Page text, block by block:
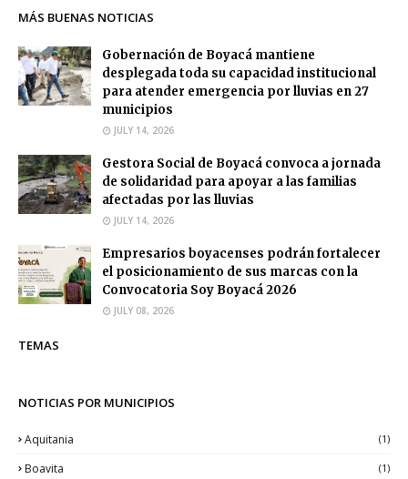
MÁS BUENAS NOTICIAS
Gobernación de Boyacá mantiene
desplegada toda su capacidad institucional
para atender emergencia por lluvias en 27
municipios
JULY 14, 2026
Gestora Social de Boyacá convoca a jornada
de solidaridad para apoyar a las familias
afectadas por las lluvias
JULY 14, 2026
Empresarios boyacenses podrán fortalecer
el posicionamiento de sus marcas con la
Convocatoria Soy Boyacá 2026
JULY 08, 2026
TEMAS
NOTICIAS POR MUNICIPIOS
Aquitania (1)
Boavita (1)